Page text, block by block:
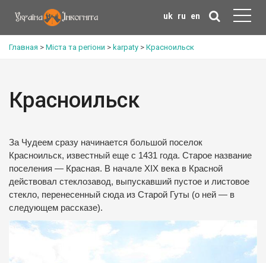
uk ru en
Главная > Міста та регіони > karpaty > Красноильск
Красноильск
За Чудеем сразу начинается большой поселок
Красноильск, известный еще с 1431 года. Старое название
поселения — Красная. В начале XIX века в Красной
действовал стеклозавод, выпускавший пустое и листовое
стекло, перенесенный сюда из Старой Гуты (о ней — в
следующем рассказе).